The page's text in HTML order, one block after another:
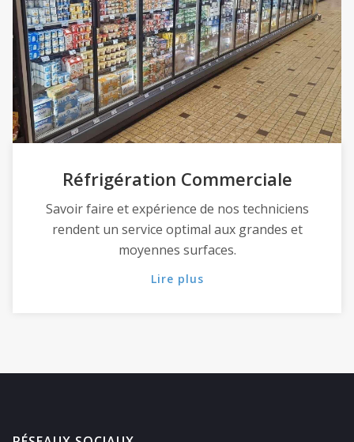
Réfrigération Commerciale
Savoir faire et expérience de nos techniciens
rendent un service optimal aux grandes et
moyennes surfaces.
Lire plus